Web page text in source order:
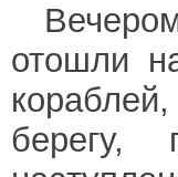
отошли
берегу,